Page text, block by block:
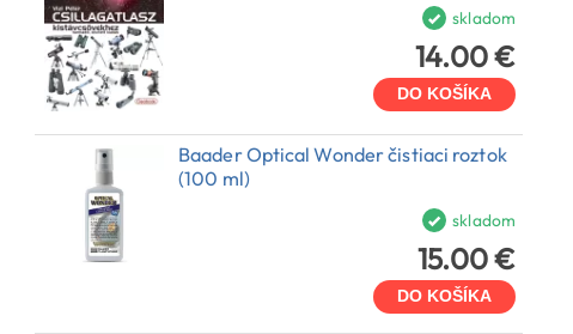
skladom
14.00 €
DO KOŠÍKA
Baader Optical Wonder čistiaci roztok
(100 ml)
skladom
15.00 €
DO KOŠÍKA